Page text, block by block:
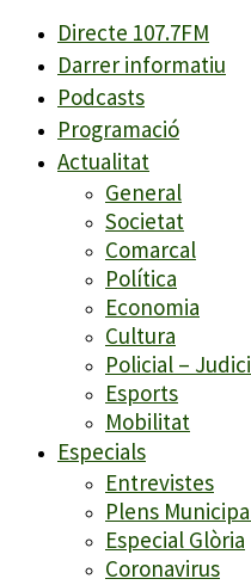
Directe 107.7FM
Darrer informatiu
Podcasts
Programació
Actualitat
General
Societat
Comarcal
Política
Economia
Cultura
Policial –
Esports
Mobilitat
Especials
Entrevistes
Plens
Especial Glòria
Coronavirus